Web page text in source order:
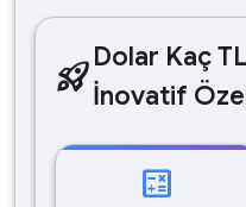
rocket_launchDolar Kaç
İnovatif
calculate